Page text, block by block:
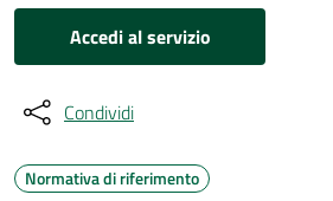
Accedi al servizio
Condividi
Normativa di riferimento